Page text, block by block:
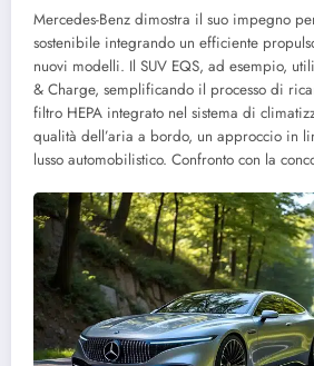
Mercedes-Benz dimostra il suo impegno
sostenibile integrando un efficiente
nuovi modelli. Il SUV EQS, ad esempio,
& Charge, semplificando il processo di
filtro HEPA integrato nel sistema di
qualità dell’aria a bordo, un approccio in
lusso automobilistico. Confronto con la